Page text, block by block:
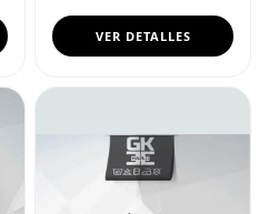
VER DETALLES